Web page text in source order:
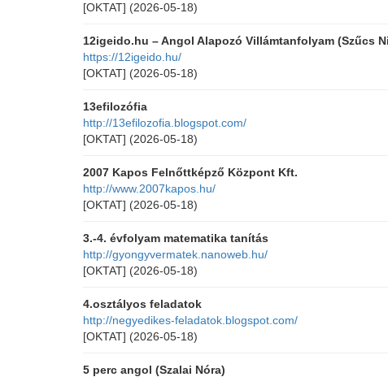
[OKTAT] (2026-05-18)
12igeido.hu – Angol Alapozó Villámtanfolyam (Szűcs
https://12igeido.hu/
[OKTAT] (2026-05-18)
13efilozófia
http://13efilozofia.blogspot.com/
[OKTAT] (2026-05-18)
2007 Kapos Felnőttképző Központ Kft.
http://www.2007kapos.hu/
[OKTAT] (2026-05-18)
3.-4. évfolyam matematika tanítás
http://gyongyvermatek.nanoweb.hu/
[OKTAT] (2026-05-18)
4.osztályos feladatok
http://negyedikes-feladatok.blogspot.com/
[OKTAT] (2026-05-18)
5 perc angol (Szalai Nóra)